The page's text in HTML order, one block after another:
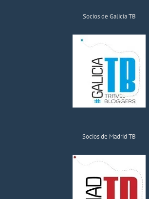
Socios de Galicia TB
Socios de Madrid TB